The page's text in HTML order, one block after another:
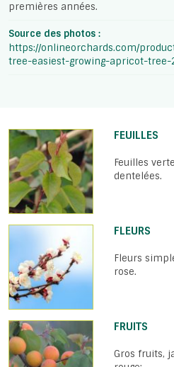
premières années.
Source des photos :
https://onlineorchards.com/
tree-easiest-growing-apricot-
FEUILLES
Feuilles
dentelées.
FLEURS
Fleurs
rose.
FRUITS
Gros fruits,